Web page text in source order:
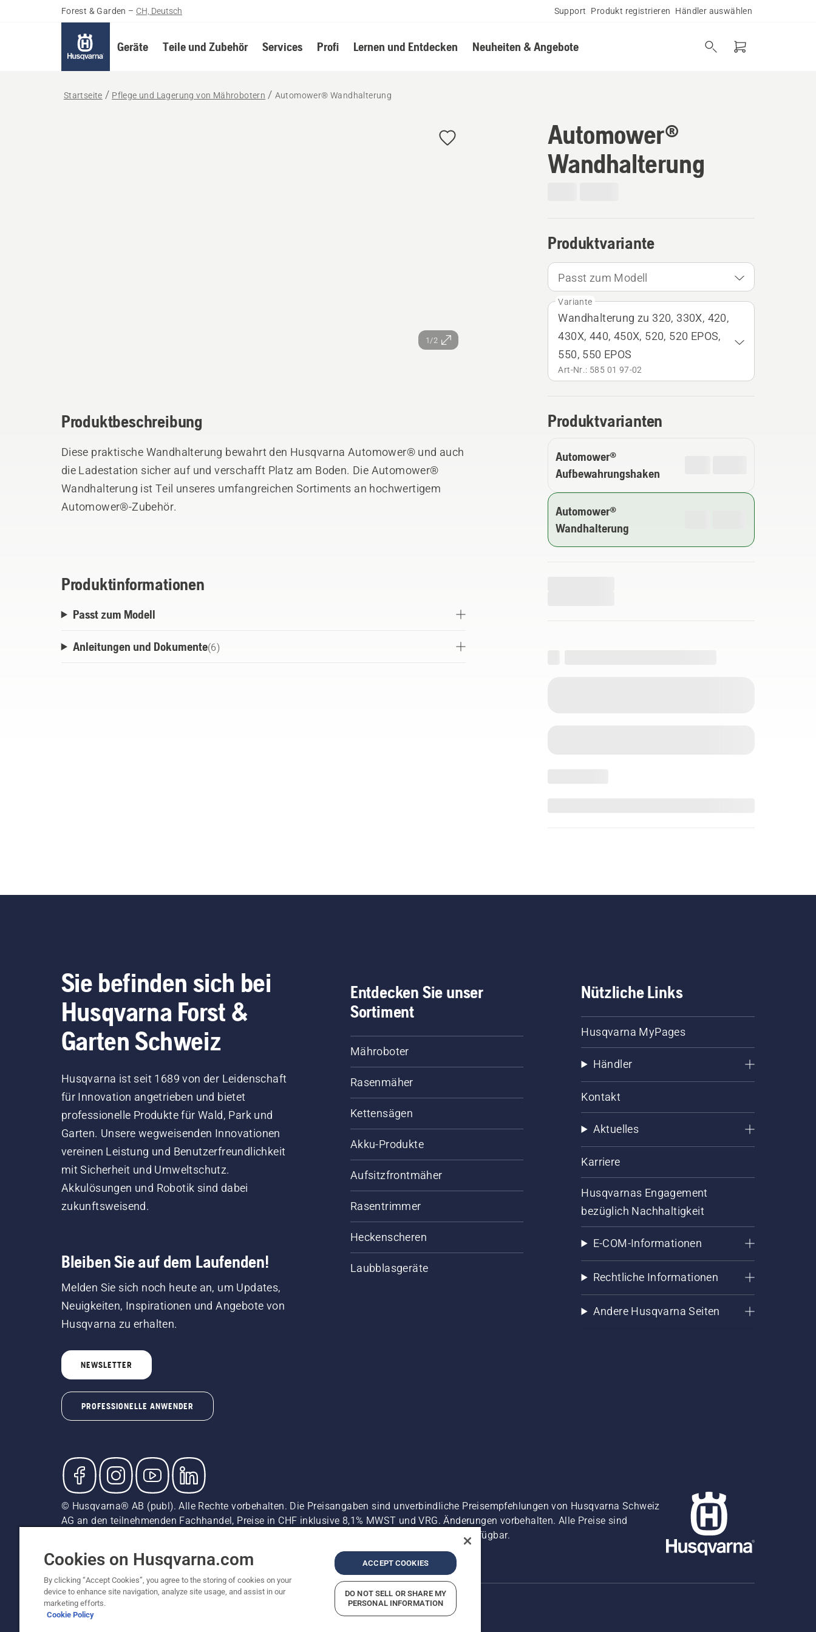
Forest & Garden – CH, Deutsch Support Produkt registrieren Händler auswählen
Geräte Teile und Zubehör Services Profi Lernen und Entdecken Neuheiten & Angebote
Startseite Pflege und Lagerung von Mährobotern Automower® Wandhalterung
1/2
Automower®
Wandhalterung
Produktvariante
Passt zum Modell
Variante
Wandhalterung zu 320, 330X, 420,
430X, 440, 450X, 520, 520 EPOS,
550, 550 EPOS
Art-Nr.: 585 01 97‑02
Produktvarianten
Automower®
Aufbewahrungshaken
Automower®
Wandhalterung
Produktbeschreibung
Diese praktische Wandhalterung bewahrt den Husqvarna Automower® und auch
die Ladestation sicher auf und verschafft Platz am Boden. Die Automower®
Wandhalterung ist Teil unseres umfangreichen Sortiments an hochwertigem
Automower®-Zubehör.
Produktinformationen
Passt zum Modell
Anleitungen und Dokumente(6)
Sie befinden sich bei
Husqvarna Forst &
Garten Schweiz
Husqvarna ist seit 1689 von der Leidenschaft
für Innovation angetrieben und bietet
professionelle Produkte für Wald, Park und
Garten. Unsere wegweisenden Innovationen
vereinen Leistung und Benutzerfreundlichkeit
mit Sicherheit und Umweltschutz.
Akkulösungen und Robotik sind dabei
zukunftsweisend.
Bleiben Sie auf dem Laufenden!
Melden Sie sich noch heute an, um Updates,
Neuigkeiten, Inspirationen und Angebote von
Husqvarna zu erhalten.
NEWSLETTER
PROFESSIONELLE ANWENDER
Entdecken Sie unser
Sortiment
Mähroboter
Rasenmäher
Kettensägen
Akku-Produkte
Aufsitzfrontmäher
Rasentrimmer
Heckenscheren
Laubblasgeräte
Nützliche Links
Husqvarna MyPages
Händler
Kontakt
Aktuelles
Karriere
Husqvarnas Engagement
bezüglich Nachhaltigkeit
E-COM-Informationen
Rechtliche Informationen
Andere Husqvarna Seiten
© Husqvarna® AB (publ). Alle Rechte vorbehalten. Die Preisangaben sind unverbindliche Preisempfehlungen von Husqvarna Schweiz
AG an den teilnehmenden Fachhandel, Preise in CHF inklusive 8,1% MWST und VRG. Änderungen vorbehalten. Alle Preise sind
unverbindliche Preisempfehlungen (inkl. MwSt), es sei denn sie sind für den direkten Kauf verfügbar.
Cookie-Richtlinie Imprint Vermutete Verstöße melden
Cookies on Husqvarna.com
By clicking “Accept Cookies”, you agree to the storing of cookies on your
device to enhance site navigation, analyze site usage, and assist in our
marketing efforts.
Cookie Policy
ACCEPT COOKIES
DO NOT SELL OR SHARE MY
PERSONAL INFORMATION